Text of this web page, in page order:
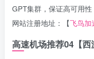
GPT集群，保证高可用性
网站注册地址：【飞鸟加
高速机场推荐04【西